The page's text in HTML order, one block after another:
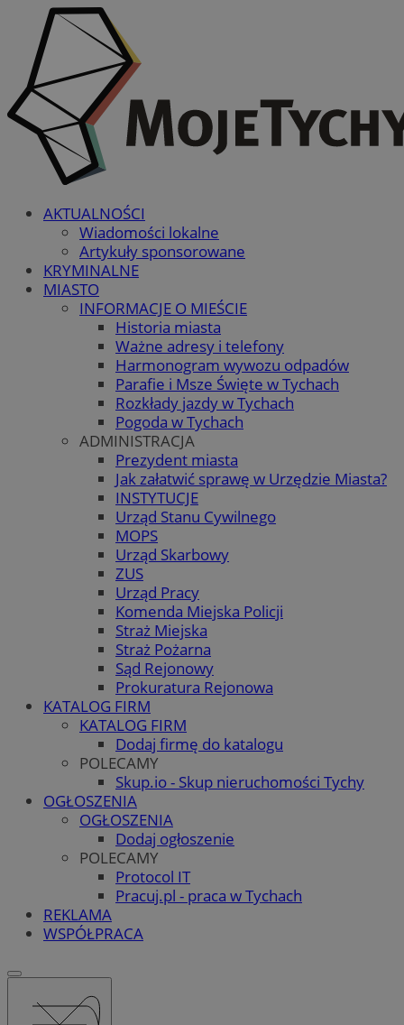
AKTUALNOŚCI
Wiadomości lokalne
Artykuły sponsorowane
KRYMINALNE
MIASTO
INFORMACJE O MIEŚCIE
Historia miasta
Ważne adresy i telefony
Harmonogram wywozu odpadów
Parafie i Msze Święte w Tychach
Rozkłady jazdy w Tychach
Pogoda w Tychach
ADMINISTRACJA
Prezydent miasta
Jak załatwić sprawę w Urzędzie Miasta?
INSTYTUCJE
Urząd Stanu Cywilnego
MOPS
Urząd Skarbowy
ZUS
Urząd Pracy
Komenda Miejska Policji
Straż Miejska
Straż Pożarna
Sąd Rejonowy
Prokuratura Rejonowa
KATALOG FIRM
KATALOG FIRM
Dodaj firmę do katalogu
POLECAMY
Skup.io - Skup nieruchomości Tychy
OGŁOSZENIA
OGŁOSZENIA
Dodaj ogłoszenie
POLECAMY
Protocol IT
Pracuj.pl - praca w Tychach
REKLAMA
WSPÓŁPRACA